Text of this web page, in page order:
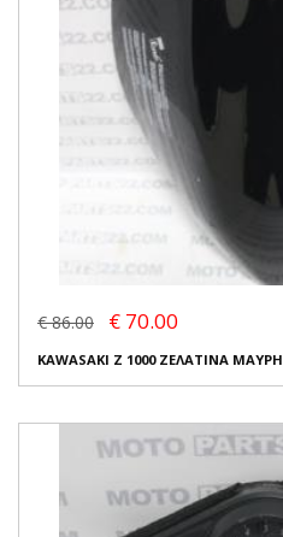
€ 86.00 € 70.00
KAWASAKI Z 1000 ΖΕΛΑΤΙΝΑ ΜΑΥΡΗ